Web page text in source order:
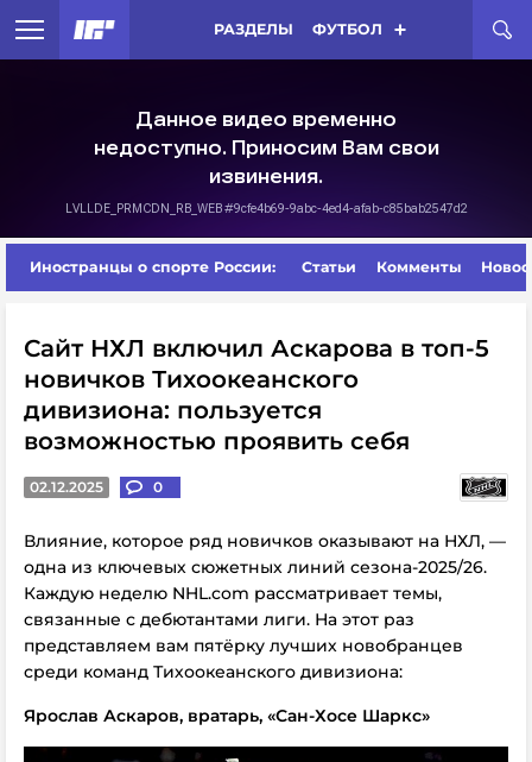
РАЗДЕЛЫ ФУТБОЛ
Иностранцы о спорте России: Статьи Комменты
Сайт НХЛ включил Аскарова в топ-5
новичков Тихоокеанского
дивизиона: пользуется
возможностью проявить себя
02.12.2025 0
Влияние, которое ряд новичков оказывают на НХЛ, —
одна из ключевых сюжетных линий сезона-2025/26.
Каждую неделю NHL.com рассматривает темы,
связанные с дебютантами лиги. На этот раз
представляем вам пятёрку лучших новобранцев
среди команд Тихоокеанского дивизиона:
Ярослав Аскаров, вратарь, «Сан-Хосе Шаркс»